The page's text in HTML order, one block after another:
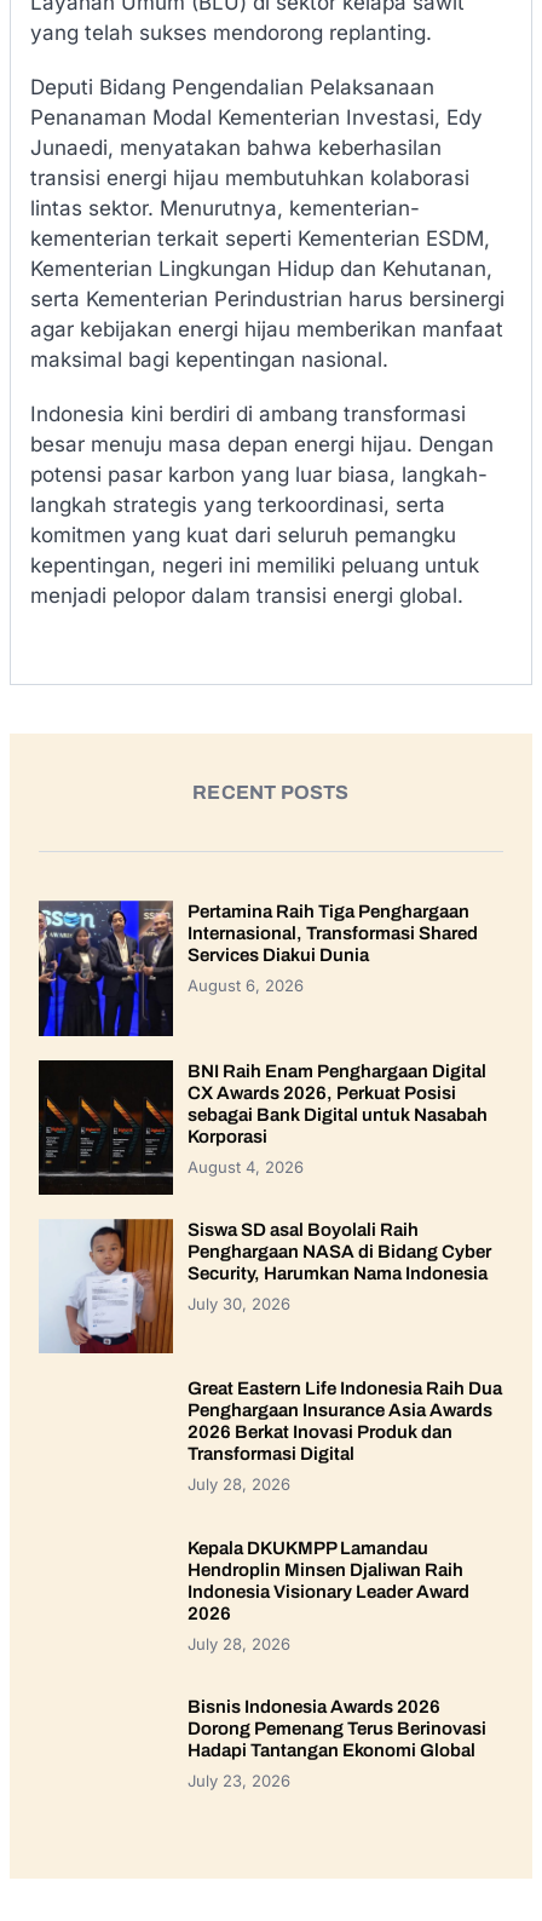
yang telah sukses mendorong replanting.
Deputi Bidang Pengendalian Pelaksanaan
Penanaman Modal Kementerian Investasi, Edy
Junaedi, menyatakan bahwa keberhasilan
transisi energi hijau membutuhkan kolaborasi
lintas sektor. Menurutnya, kementerian-
kementerian terkait seperti Kementerian ESDM,
Kementerian Lingkungan Hidup dan Kehutanan,
serta Kementerian Perindustrian harus bersinergi
agar kebijakan energi hijau memberikan manfaat
maksimal bagi kepentingan nasional.
Indonesia kini berdiri di ambang transformasi
besar menuju masa depan energi hijau. Dengan
potensi pasar karbon yang luar biasa, langkah-
langkah strategis yang terkoordinasi, serta
komitmen yang kuat dari seluruh pemangku
kepentingan, negeri ini memiliki peluang untuk
menjadi pelopor dalam transisi energi global.
RECENT POSTS
Pertamina Raih Tiga Penghargaan
Internasional, Transformasi Shared
Services Diakui Dunia
August 6, 2026
BNI Raih Enam Penghargaan Digital
CX Awards 2026, Perkuat Posisi
sebagai Bank Digital untuk Nasabah
Korporasi
August 4, 2026
Siswa SD asal Boyolali Raih
Penghargaan NASA di Bidang Cyber
Security, Harumkan Nama Indonesia
July 30, 2026
Great Eastern Life Indonesia Raih Dua
Penghargaan Insurance Asia Awards
2026 Berkat Inovasi Produk dan
Transformasi Digital
July 28, 2026
Kepala DKUKMPP Lamandau
Hendroplin Minsen Djaliwan Raih
Indonesia Visionary Leader Award
2026
July 28, 2026
Bisnis Indonesia Awards 2026
Dorong Pemenang Terus Berinovasi
Hadapi Tantangan Ekonomi Global
July 23, 2026